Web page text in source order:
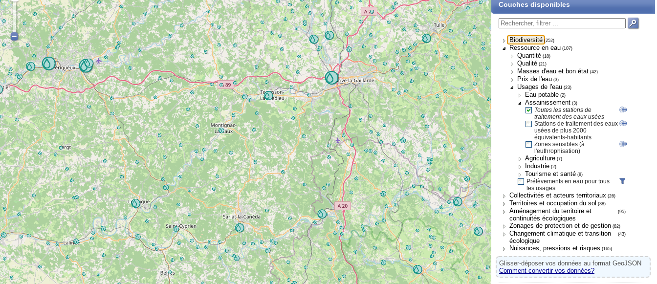
Couches disponibles
Biodiversité (252)
Ressource en eau (107)
Quantité (18)
Qualité (21)
Masses d'eau et bon état (42)
Prix de l'eau (3)
Usages de l'eau (23)
Eau potable (2)
Assainissement (3)
Toutes les stations de
traitement des eaux usées
Stations de traitement des eaux
usées de plus 2000
équivalents-habitants
Zones sensibles (à
l'euthrophisation)
Agriculture (7)
Industrie (2)
Tourisme et santé (8)
Prélèvements en eau pour tous
les usages
Collectivités et acteurs territoriaux (26)
Territoires et occupation du sol (38)
Aménagement du territoire et
continuités écologiques
(95)
Zonages de protection et de gestion (82)
Changement climatique et transition
écologique
(43)
Nuisances, pressions et risques (165)
Glisser-déposer vos données au format GeoJSON
Comment convertir vos données?